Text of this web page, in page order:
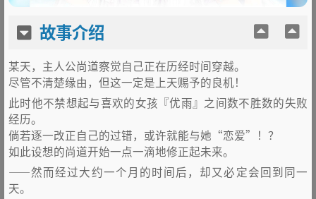
故事介绍
某天，主人公尚道察觉自己正在历经时间穿越。
尽管不清楚缘由，但这一定是上天赐予的良机！
此时他不禁想起与喜欢的女孩『优雨』之间数不胜数的失败
经历。
倘若逐一改正自己的过错，或许就能与她“恋爱”！？
如此设想的尚道开始一点一滴地修正起未来。
——然而经过大约一个月的时间后，却又必定会回到同一
天。